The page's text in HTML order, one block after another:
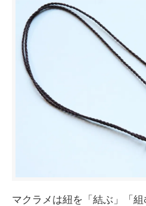
マクラメは紐を「結ぶ」「